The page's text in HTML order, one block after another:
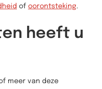
of oorontsteking.
heeft u
meer van deze